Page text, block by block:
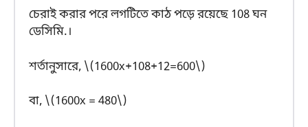
চেরাই করার পরে লগটিতে কাঠ পড়ে রয়েছে 108 ঘন
ডেসিমি.।
শর্তানুসারে, \(1600x+108+12=600\)
বা, \(1600x = 480\)